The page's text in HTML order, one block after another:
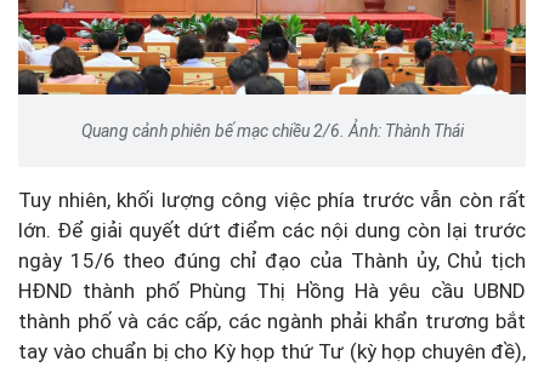
Quang cảnh phiên bế mạc chiều 2/6. Ảnh: Thành Thái
Tuy nhiên, khối lượng công việc phía trước vẫn còn rất
lớn. Để giải quyết dứt điểm các nội dung còn lại trước
ngày 15/6 theo đúng chỉ đạo của Thành ủy, Chủ tịch
HĐND thành phố Phùng Thị Hồng Hà yêu cầu UBND
thành phố và các cấp, các ngành phải khẩn trương bắt
tay vào chuẩn bị cho Kỳ họp thứ Tư (kỳ họp chuyên đề),